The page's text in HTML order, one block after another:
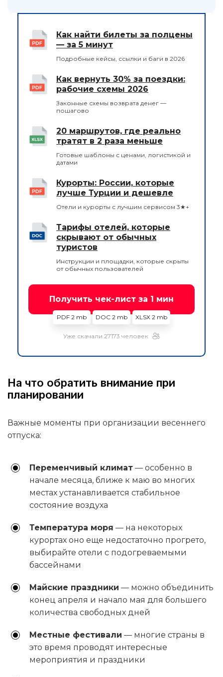
Как найти билеты за полцены
— за 5 минут
Подробные кейсы, ссылки и баги в 2026
Как вернуть 30% за поездки:
рабочие схемы 2026
Законные схемы возврата денег —
пошагово
20 маршрутов, где реально
тратят в 2 раза меньше
Готовые шаблоны с ценами, логистикой и
датами
Курорты: России, которые
лучше Турции и дешевле
Отели и курорты с лучшим сервисом 3★+
Тарифы отелей, которые
скрывают от обычных
туристов
Инструкции и площадки, которые скрыты
от обычных пользователей
Получить чек-лист за 1 мин
PDF 2 mb DOC 2 mb XLSX 2 mb
Уже скачали 27173 человек
На что обратить внимание при
планировании
Важные моменты при организации весеннего
отпуска:
Переменчивый климат — особенно в
начале месяца, ближе к маю во многих
местах устанавливается стабильное
состояние воздуха
Температура моря — на некоторых
курортах оно еще недостаточно прогрето,
выбирайте отели с подогреваемыми
бассейнами
Майские праздники — можно объединить
конец апреля и начало мая для большего
количества свободных дней
Местные фестивали — многие страны в
это время проводят интересные
мероприятия и праздники